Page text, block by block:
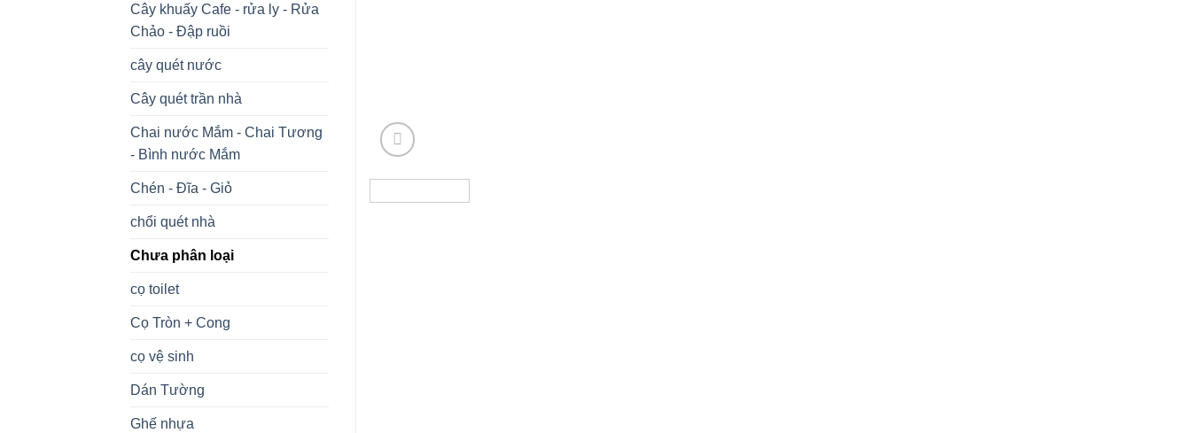
Cây khuấy Cafe - rửa ly - Rửa
Chảo - Đập ruồi
cây quét nước
Cây quét trần nhà
Chai nước Mắm - Chai Tương
- Bình nước Mắm
Chén - Đĩa - Giỏ
chổi quét nhà
Chưa phân loại
cọ toilet
Cọ Tròn + Cong
cọ vệ sinh
Dán Tường
Ghế nhựa